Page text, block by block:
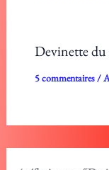
Devinette du
5 commentaires/